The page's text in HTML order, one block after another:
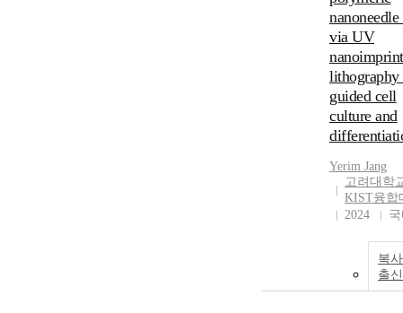
nanoneedle
via UV
nanoimprint
lithography
guided cell
culture and
Yerim Jang
고려대학
KIST융합
2024
복
출